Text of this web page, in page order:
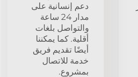
دعم إنسانية على
مدار 24 ساعة
والتواصل بلغات
أقلية. كما يمكننا
أيضًا تقديم فريق
خدمة للاتصال
بمشروع.